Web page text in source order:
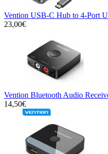
Vention USB-C Hub to 4-Port
23,00€
Vention Bluetooth Audio
14,50€